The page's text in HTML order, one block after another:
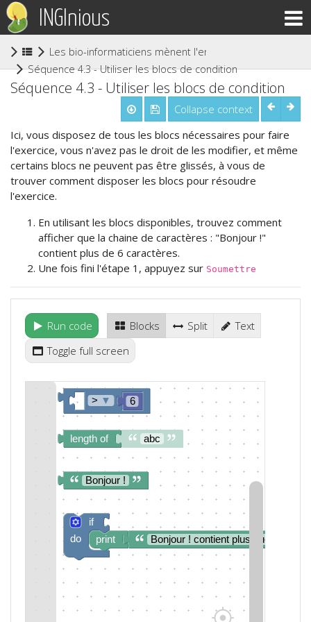
INGInious
Les bio-informaticiens mènent l'enquête ! Blockly -
Séquence 4.3 - Utiliser les blocs de condition
(current)
Séquence 4.3 - Utiliser les blocs de condition
Collapse context
Ici, vous disposez de tous les blocs nécessaires pour faire
l'exercice, vous n'avez pas le droit de les modifier, et même
certains blocs ne peuvent pas être glissés, à vous de
trouver comment disposer les blocs pour résoudre
l'exercice.
En utilisant les blocs disponibles, trouvez comment
afficher que la chaine de caractères : "Bonjour !"
contient plus de 6 caractères.
Une fois fini l'étape 1, appuyez sur Soumettre
Run code Blocks Split
Text
Toggle full screen
6
> ▼
abc
length of
Bonjour !
Bonjour ! contient plus que 6
print
if
do